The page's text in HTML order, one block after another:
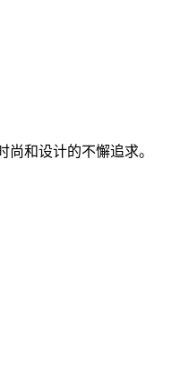
和设计的不懈追求。